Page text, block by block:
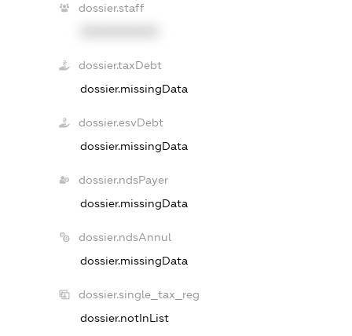
dossier.staff
dossier.taxDebt
dossier.missingData
dossier.esvDebt
dossier.missingData
dossier.ndsPayer
dossier.missingData
dossier.ndsAnnul
dossier.missingData
dossier.single_tax_reg
dossier.notInList